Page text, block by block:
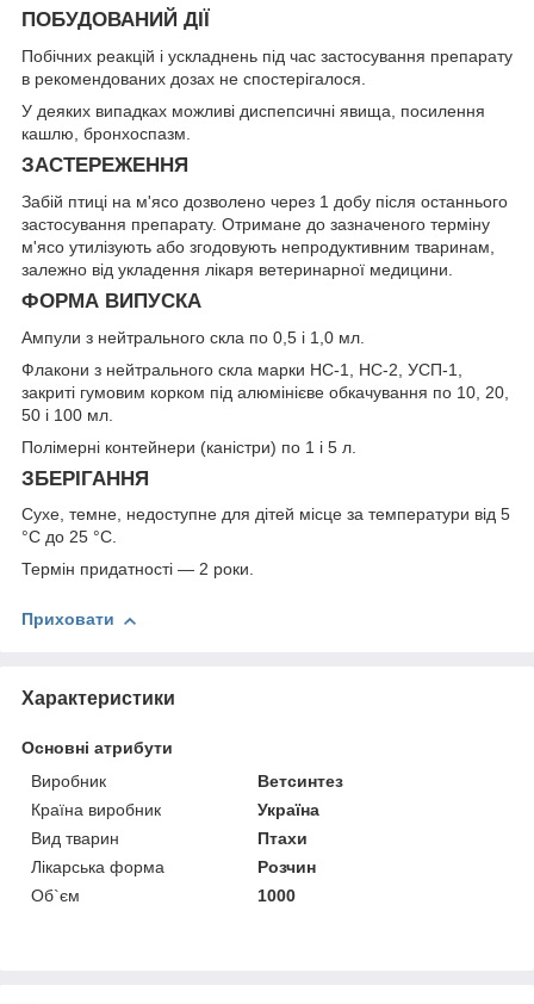
ПОБУДОВАНИЙ ДІЇ
Побічних реакцій і ускладнень під час застосування препарату
в рекомендованих дозах не спостерігалося.
У деяких випадках можливі диспепсичні явища, посилення
кашлю, бронхоспазм.
ЗАСТЕРЕЖЕННЯ
Забій птиці на м'ясо дозволено через 1 добу після останнього
застосування препарату. Отримане до зазначеного терміну
м'ясо утилізують або згодовують непродуктивним тваринам,
залежно від укладення лікаря ветеринарної медицини.
ФОРМА ВИПУСКА
Ампули з нейтрального скла по 0,5 і 1,0 мл.
Флакони з нейтрального скла марки НС-1, НС-2, УСП-1,
закриті гумовим корком під алюмінієве обкачування по 10, 20,
50 і 100 мл.
Полімерні контейнери (каністри) по 1 і 5 л.
ЗБЕРІГАННЯ
Сухе, темне, недоступне для дітей місце за температури від 5
°C до 25 °C.
Термін придатності — 2 роки.
Приховати
Характеристики
Основні атрибути
Виробник
Ветсинтез
Країна виробник
Україна
Вид тварин
Птахи
Лікарська форма
Розчин
Об`єм
1000